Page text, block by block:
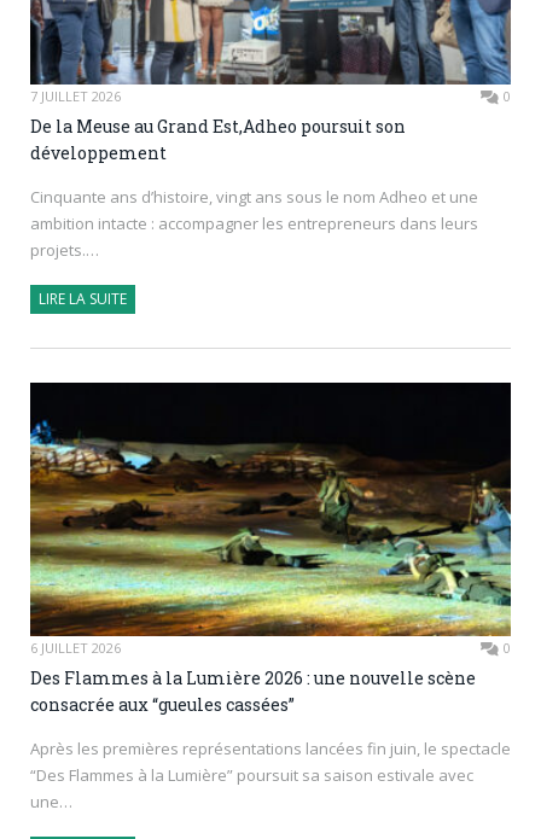
7 JUILLET 2026 0
De la Meuse au Grand Est,Adheo poursuit son
développement
Cinquante ans d’histoire, vingt ans sous le nom Adheo et une
ambition intacte : accompagner les entrepreneurs dans leurs
projets.…
LIRE LA SUITE
6 JUILLET 2026 0
Des Flammes à la Lumière 2026 : une nouvelle scène
consacrée aux “gueules cassées”
Après les premières représentations lancées fin juin, le spectacle
“Des Flammes à la Lumière” poursuit sa saison estivale avec
une…